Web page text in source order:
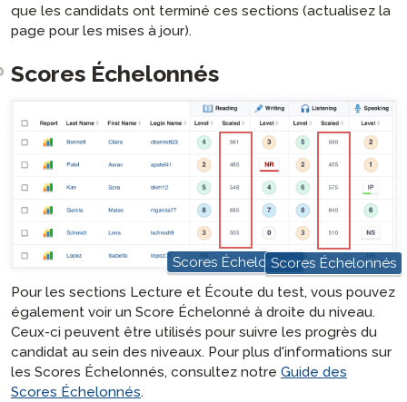
que les candidats ont terminé ces sections (actualisez la
page pour les mises à jour).
Scores Échelonnés
hotspot
Scores Échelonnés
hotspot
Scores Échelonnés
Pour les sections Lecture et Écoute du test, vous pouvez
également voir un Score Échelonné à droite du niveau.
Ceux-ci peuvent être utilisés pour suivre les progrès du
candidat au sein des niveaux. Pour plus d'informations sur
les Scores Échelonnés, consultez notre Guide des
Scores Échelonnés.